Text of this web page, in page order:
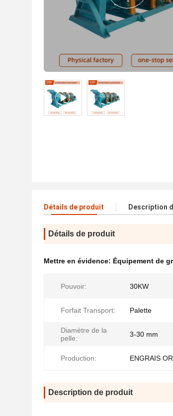
Détails de produit Description
Détails de produit
Mettre en évidence: Équipement de
Pouvoir: 30KW
Forfait Transport: Palette
Diamètre de la
pelle:
3-30 mm
Production: ENGRAIS
Description de produit